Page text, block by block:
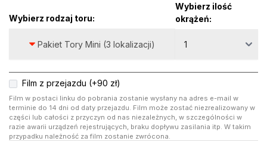
Wybierz rodzaj toru:
Pakiet Tory Mini (3 lokalizacji)
Wybierz ilość
okrążeń:
Film z przejazdu (+90 zł)
Film w postaci linku do pobrania zostanie wysłany na adres e-mail w
terminie do 14 dni od daty przejazdu. Film może zostać niezrealizowany w
części lub całości z przyczyn od nas niezależnych, w szczególności w
razie awarii urządzeń rejestrujących, braku dopływu zasilania itp. W takim
przypadku należność za film zostanie zwrócona.